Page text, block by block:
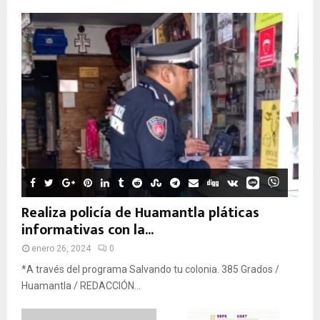
Realiza policía de Huamantla pláticas
informativas con la...
enero 26, 2024 0
*A través del programa Salvando tu colonia. 385 Grados /
Huamantla / REDACCIÓN...